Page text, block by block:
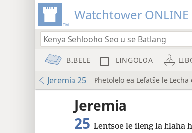
Watchtower ONLINE
BIBELE LINGOLOA
Jeremia 25 Phetolelo ea Lefatše le
Jeremia
25 Lentsoe le ileng la hlaha